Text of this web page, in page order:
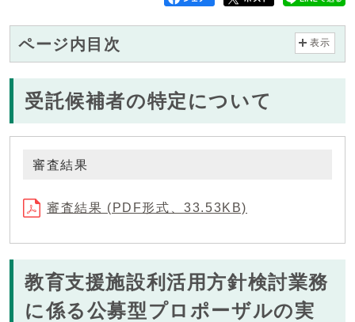
ページ内目次 表示
受託候補者の特定について
審査結果
審査結果 (PDF形式、33.53KB)
教育支援施設利活用方針検討業務
に係る公募型プロポーザルの実